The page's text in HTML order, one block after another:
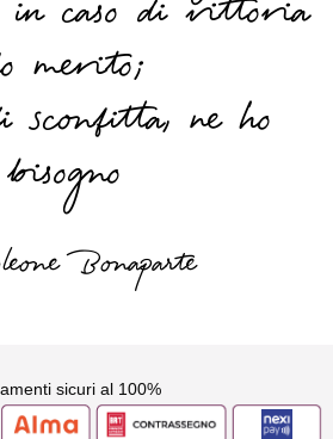
in caso di vittoria
merito;
sconfitta, ne ho
bisogno
Bonaparte
sicuri al 100%